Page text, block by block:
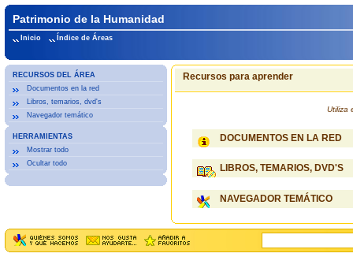
Patrimonio de la Humanidad
Inicio Índice de Áreas
RECURSOS DEL ÁREA
Documentos en la red
Libros, temarios, dvd's
Navegador temático
HERRAMIENTAS
Mostrar todo
Ocultar todo
Recursos para aprender
Utiliza
DOCUMENTOS EN LA RED
LIBROS, TEMARIOS, DVD'S
NAVEGADOR TEMÁTICO